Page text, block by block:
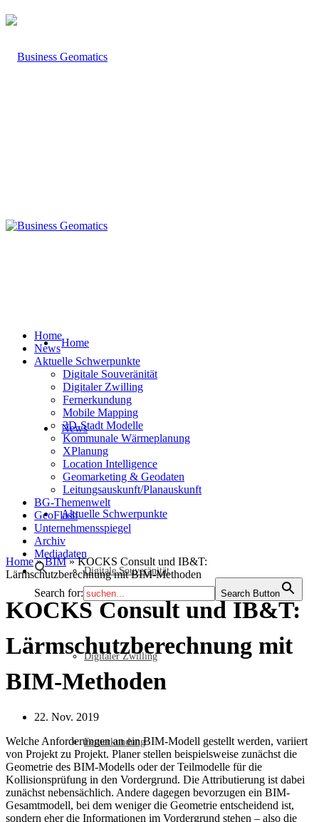
Home
News
Aktuelle Schwerpunkte
Digitale Souveränität
Digitaler Zwilling
Fernerkundung
Home
News
Aktuelle Schwerpunkte
Digitale Souveränität
Digitaler Zwilling
Fernerkundung
Mobile Mapping
3D-Stadt Modelle
Kommunale Wärmeplanung
XPlanung
Location Intelligence
Geomarketing & Geodaten
Leitungsauskunft/Planauskunft
BG-Themenwelt
GeoFlash
Unternehmensspiegel
Archiv
Mediadaten
Search for: Search Button
Home»BIM»KOCKS Consult und IB&T:
Lärmschutzberechnung mit BIM-Methoden
KOCKS Consult und IB&T:
Lärmschutzberechnung mit
BIM-Methoden
22. Nov. 2019
Welche Anforderungen an ein BIM-Modell gestellt werden, variiert
von Projekt zu Projekt. Planer stellen beispielsweise zunächst die
Geometrie des BIM-Modells oder der Teilmodelle für die
Kollisionsprüfung in den Vordergrund. Die Attributierung ist dabei
zunächst nebensächlich. Andere dagegen bevorzugen ein BIM-
Gesamtmodell, bei dem weniger die Geometrie entscheidend ist,
sondern eher die Informationen im Vordergrund stehen – also die